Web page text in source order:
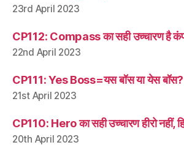
23rd April 2023
CP112: Compass का सही उच्चारण है
22nd April 2023
CP111: Yes Boss=यस बॉस या येस बॉस?
21st April 2023
CP110: Hero का सही उच्चारण हीरो नहीं,
20th April 2023